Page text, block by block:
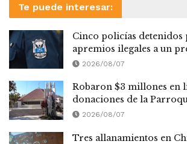
Te puede interesar:
Cinco policías detenidos
apremios ilegales a un
2026/08/07
Robaron $3 millones en
donaciones de la
2026/08/07
Tres allanamientos en